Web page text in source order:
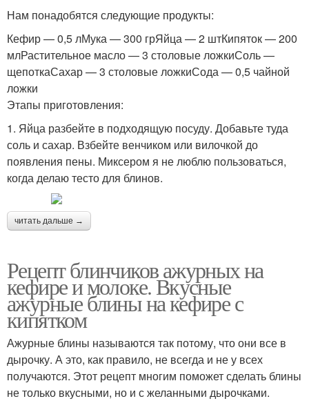
Нам понадобятся следующие продукты:
Кефир — 0,5 лМука — 300 грЯйца — 2 штКипяток — 200
млРастительное масло — 3 столовые ложкиСоль —
щепоткаСахар — 3 столовые ложкиСода — 0,5 чайной
ложки
Этапы приготовления:
1. Яйца разбейте в подходящую посуду. Добавьте туда
соль и сахар. Взбейте венчиком или вилочкой до
появления пены. Миксером я не люблю пользоваться,
когда делаю тесто для блинов.
читать дальше →
Рецепт блинчиков ажурных на
кефире и молоке. Вкусные
ажурные блины на кефире с
кипятком
Ажурные блины называются так потому, что они все в
дырочку. А это, как правило, не всегда и не у всех
получаются. Этот рецепт многим поможет сделать блины
не только вкусными, но и с желанными дырочками.